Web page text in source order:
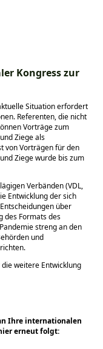
Kongress zur
Situation erfordert
Referenten, die nicht
Vorträge zum
Ziege als
von Vorträgen für den
Ziege wurde bis zum
Verbänden (VDL,
Entwicklung der sich
über
des Formats des
streng an den
und
weitere Entwicklung
Ihre internationalen
erneut folgt: